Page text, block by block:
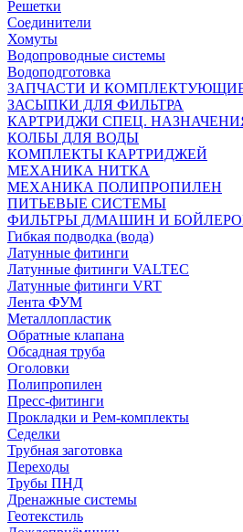
Решетки
Соединители
Хомуты
Водопроводные системы
Водоподготовка
ЗАПЧАСТИ И
ЗАСЫПКИ ДЛЯ ФИЛЬТРА
КАРТРИДЖИ СПЕЦ.
КОЛБЫ ДЛЯ ВОДЫ
КОМПЛЕКТЫ КАРТРИДЖЕЙ
МЕХАНИКА НИТКА
МЕХАНИКА ПОЛИПРОПИЛЕН
ПИТЬЕВЫЕ СИСТЕМЫ
ФИЛЬТРЫ Д/МАШИН И
Гибкая подводка (вода)
Латунные фитинги
Латунные фитинги VALTEC
Латунные фитинги VRT
Лента ФУМ
Металлопластик
Обратные клапана
Обсадная труба
Оголовки
Полипропилен
Пресс-фитинги
Прокладки и Рем-комплекты
Седелки
Трубная заготовка
Переходы
Трубы ПНД
Дренажные системы
Геотекстиль